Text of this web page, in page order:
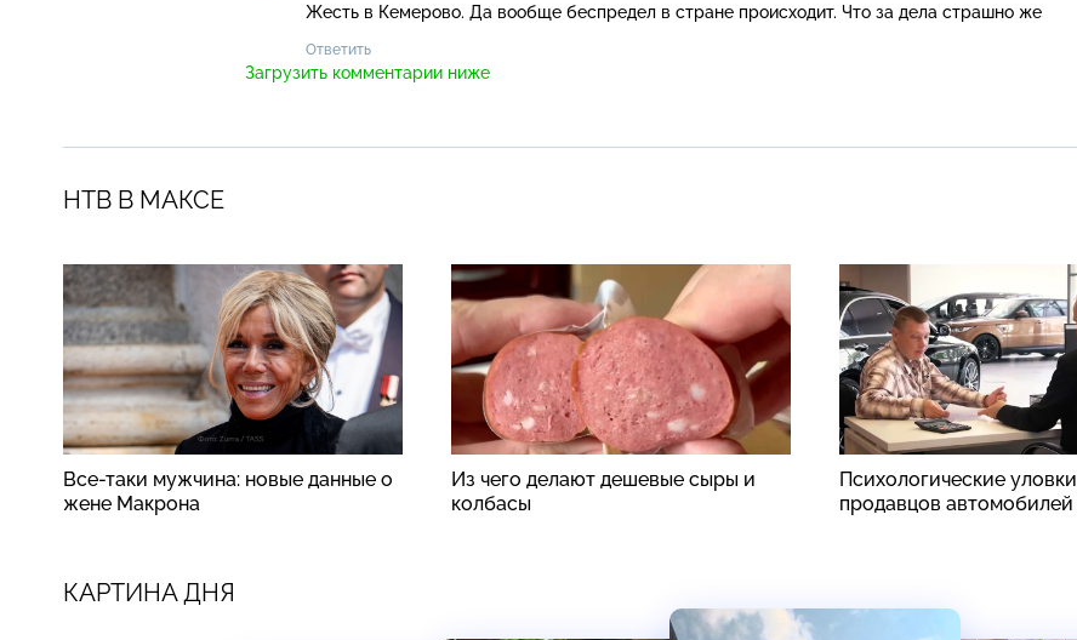
Жесть в Кемерово. Да вообще беспредел в стране происходит. Что за дела страшно же
Ответить
Загрузить комментарии ниже
НТВ В МАКСЕ
Все-таки мужчина: новые данные о
жене Макрона
Из чего делают дешевые сыры и
колбасы
Психологические уловки
продавцов автомобилей
КАРТИНА ДНЯ